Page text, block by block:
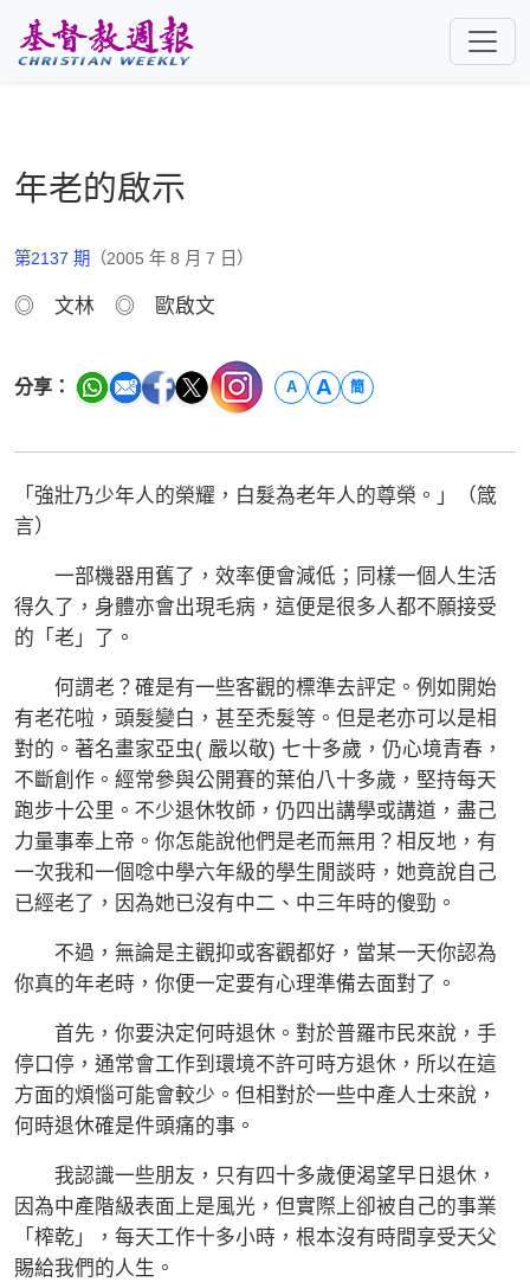
年老的啟示
第2137 期 （2005 年 8 月 7 日）
◎ 文林 ◎ 歐啟文
分享： A A 簡
「強壯乃少年人的榮耀，白髮為老年人的尊榮。」（箴
言）
一部機器用舊了，效率便會減低；同樣一個人生活
得久了，身體亦會出現毛病，這便是很多人都不願接受
的「老」了。
何謂老？確是有一些客觀的標準去評定。例如開始
有老花啦，頭髮變白，甚至禿髮等。但是老亦可以是相
對的。著名畫家亞虫( 嚴以敬) 七十多歲，仍心境青春，
不斷創作。經常參與公開賽的葉伯八十多歲，堅持每天
跑步十公里。不少退休牧師，仍四出講學或講道，盡己
力量事奉上帝。你怎能說他們是老而無用？相反地，有
一次我和一個唸中學六年級的學生閒談時，她竟說自己
已經老了，因為她已沒有中二、中三年時的傻勁。
不過，無論是主觀抑或客觀都好，當某一天你認為
你真的年老時，你便一定要有心理準備去面對了。
首先，你要決定何時退休。對於普羅市民來說，手
停口停，通常會工作到環境不許可時方退休，所以在這
方面的煩惱可能會較少。但相對於一些中產人士來說，
何時退休確是件頭痛的事。
我認識一些朋友，只有四十多歲便渴望早日退休，
因為中產階級表面上是風光，但實際上卻被自己的事業
「榨乾」，每天工作十多小時，根本沒有時間享受天父
賜給我們的人生。